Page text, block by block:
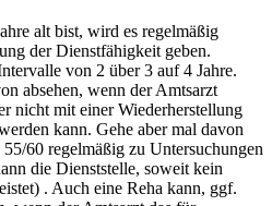
alt bist, wird es regelmäßig
der Dienstfähigkeit geben.
von 2 über 3 auf 4 Jahre.
absehen, wenn der Amtsarzt
nicht mit einer Wiederherstellung
kann. Gehe aber mal davon
60 regelmäßig zu Untersuchungen
die Dienststelle, soweit kein
. Auch eine Reha kann, ggf.